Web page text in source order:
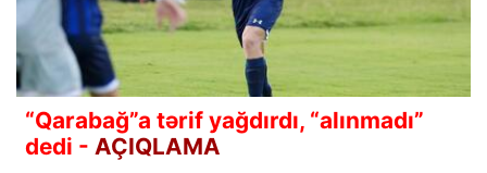
“Qarabağ”a tərif yağdırdı, “alınmadı”
dedi - AÇIQLAMA